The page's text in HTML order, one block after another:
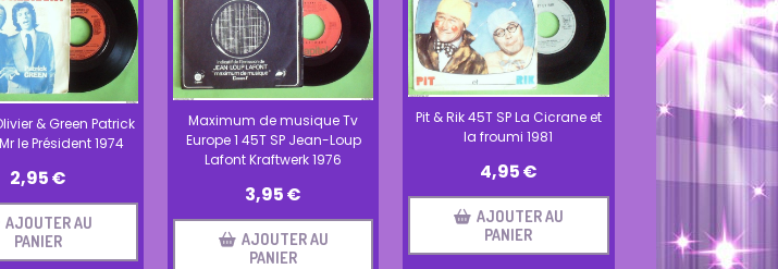
& Green Patrick
le Président 1974
2,95€
AJOUTER AU
PANIER
Maximum de musique Tv
Europe 1 45T SP Jean-Loup
Lafont Kraftwerk 1976
3,95€
AJOUTER AU
PANIER
Pit & Rik 45T SP La Cicrane et
la froumi 1981
4,95€
AJOUTER AU
PANIER